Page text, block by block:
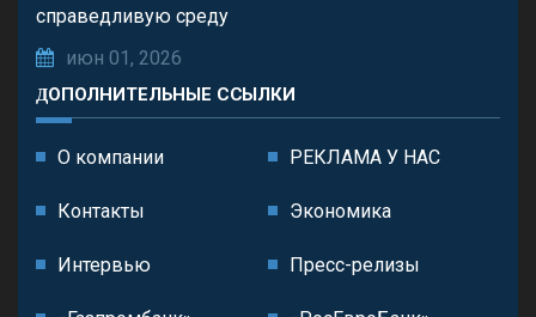
справедливую среду
июн 01, 2026
ДОПОЛНИТЕЛЬНЫЕ ССЫЛКИ
О компании РЕКЛАМА У НАС
Контакты Экономика
Интервью Пресс-релизы